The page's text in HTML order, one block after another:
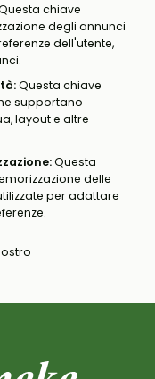
chiave
degli annunci
dell'utente,
:Questa chiave
supportano
layout e altre
:Questa
delle
per adattare